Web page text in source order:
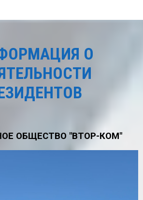
О
ОБЩЕСТВО "ВТОР-КОМ"